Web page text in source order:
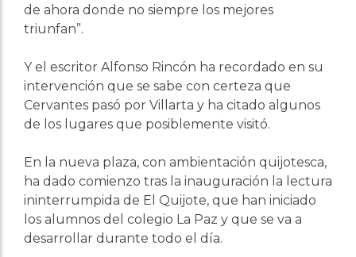
de ahora donde no siempre los mejores
triunfan”.
Y el escritor Alfonso Rincón ha recordado en su
intervención que se sabe con certeza que
Cervantes pasó por Villarta y ha citado algunos
de los lugares que posiblemente visitó.
En la nueva plaza, con ambientación quijotesca,
ha dado comienzo tras la inauguración la lectura
ininterrumpida de El Quijote, que han iniciado
los alumnos del colegio La Paz y que se va a
desarrollar durante todo el día.